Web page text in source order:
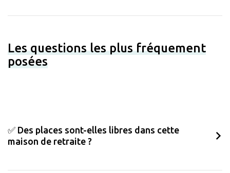
Les questions les plus fréquement
posées
✅ Des places sont-elles libres dans cette
maison de retraite ?